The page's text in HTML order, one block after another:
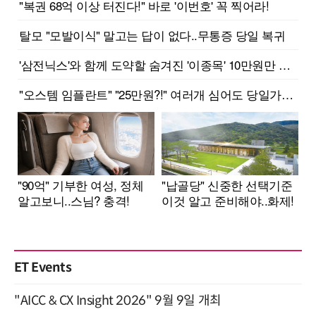
ET Events
"AICC & CX Insight 2026" 9월 9일 개최